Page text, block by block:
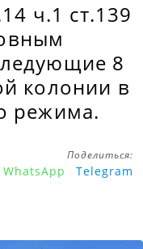
ч.1 ст.139
8
колонии в
режима.
Поделиться:
WhatsApp Telegram